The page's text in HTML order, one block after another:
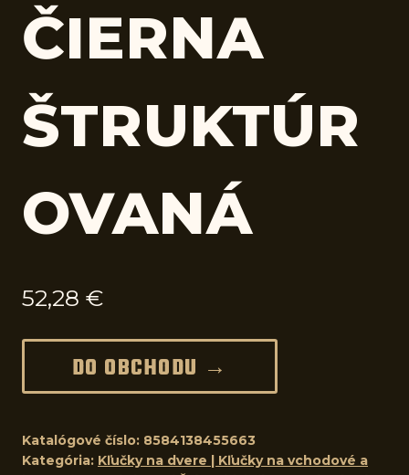
ČIERNA
ŠTRUKTÚR
OVANÁ
52,28 €
DO OBCHODU →
Katalógové číslo: 8584138455663
Kategória: Kľučky na dvere | Kľučky na vchodové a